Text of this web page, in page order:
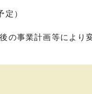
）
の事業計画等により